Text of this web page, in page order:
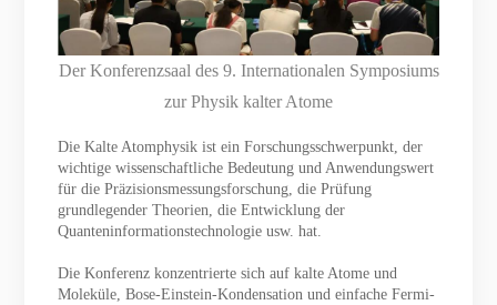
Der Konferenzsaal des 9. Internationalen Symposiums
zur Physik kalter Atome
Die Kalte Atomphysik ist ein Forschungsschwerpunkt, der
wichtige wissenschaftliche Bedeutung und Anwendungswert
für die Präzisionsmessungsforschung, die Prüfung
grundlegender Theorien, die Entwicklung der
Quanteninformationstechnologie usw. hat.
Die Konferenz konzentrierte sich auf kalte Atome und
Moleküle, Bose-Einstein-Kondensation und einfache Fermi-